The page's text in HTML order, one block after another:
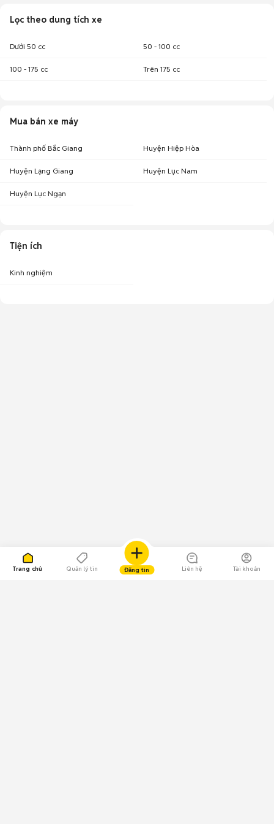
Trang chủ Quản lý tin Đăng tin Liên hệ Tài khoản
Lọc theo dung tích xe
Dưới 50 cc 50 - 100 cc
100 - 175 cc Trên 175 cc
Mua bán xe máy
Thành phố Bắc Giang Huyện Hiệp Hòa
Huyện Lạng Giang Huyện Lục Nam
Huyện Lục Ngạn
Tiện ích
Kinh nghiệm